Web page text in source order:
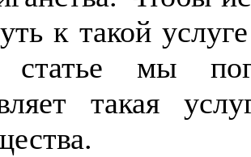
к такой
статье мы
такая